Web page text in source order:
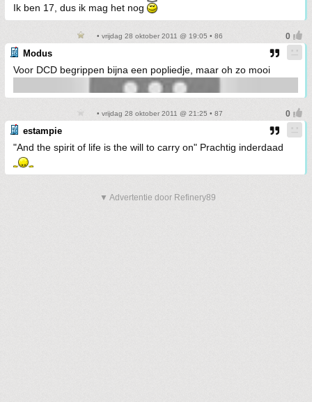
Ik ben 17, dus ik mag het nog
• vrijdag 28 oktober 2011 @ 19:05 • 86
Modus
Voor DCD begrippen bijna een popliedje, maar oh zo mooi
• vrijdag 28 oktober 2011 @ 21:25 • 87
estampie
"And the spirit of life is the will to carry on" Prachtig inderdaad
▼ Advertentie door Refinery89